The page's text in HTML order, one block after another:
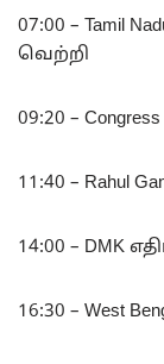
07:00 – Tamil
வெற்றி
09:20 –
11:40 – Rahul
14:00 – DMK
16:30 – West